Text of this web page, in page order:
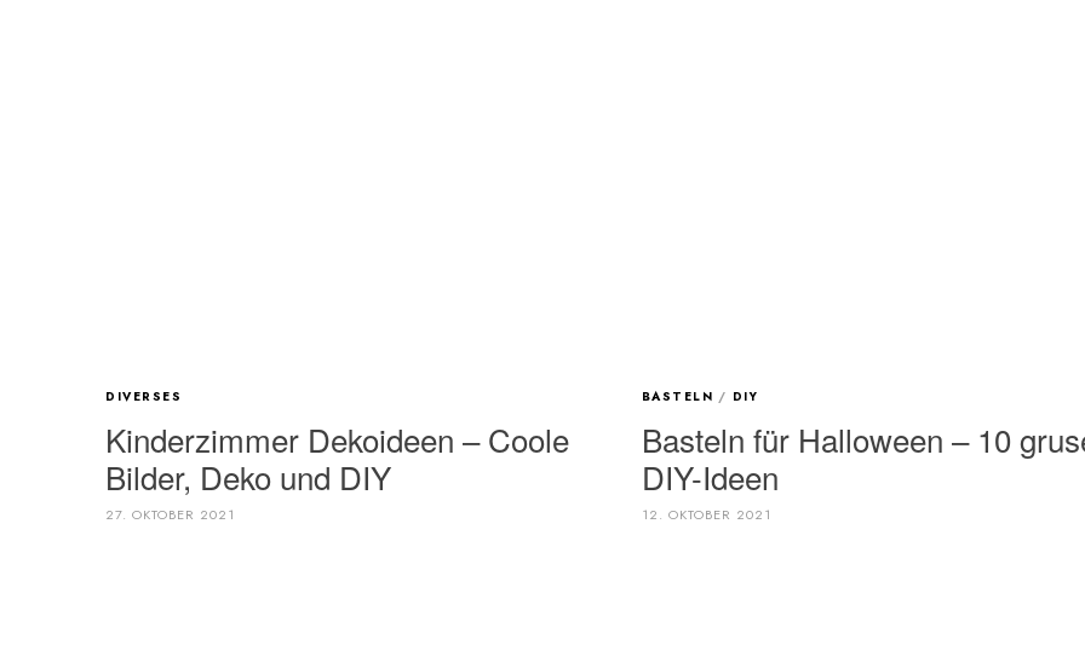
DIVERSES
Kinderzimmer Dekoideen – Coole
Bilder, Deko und DIY
27. OKTOBER 2021
BASTELN / DIY
Basteln für Halloween – 10
DIY-Ideen
12. OKTOBER 2021